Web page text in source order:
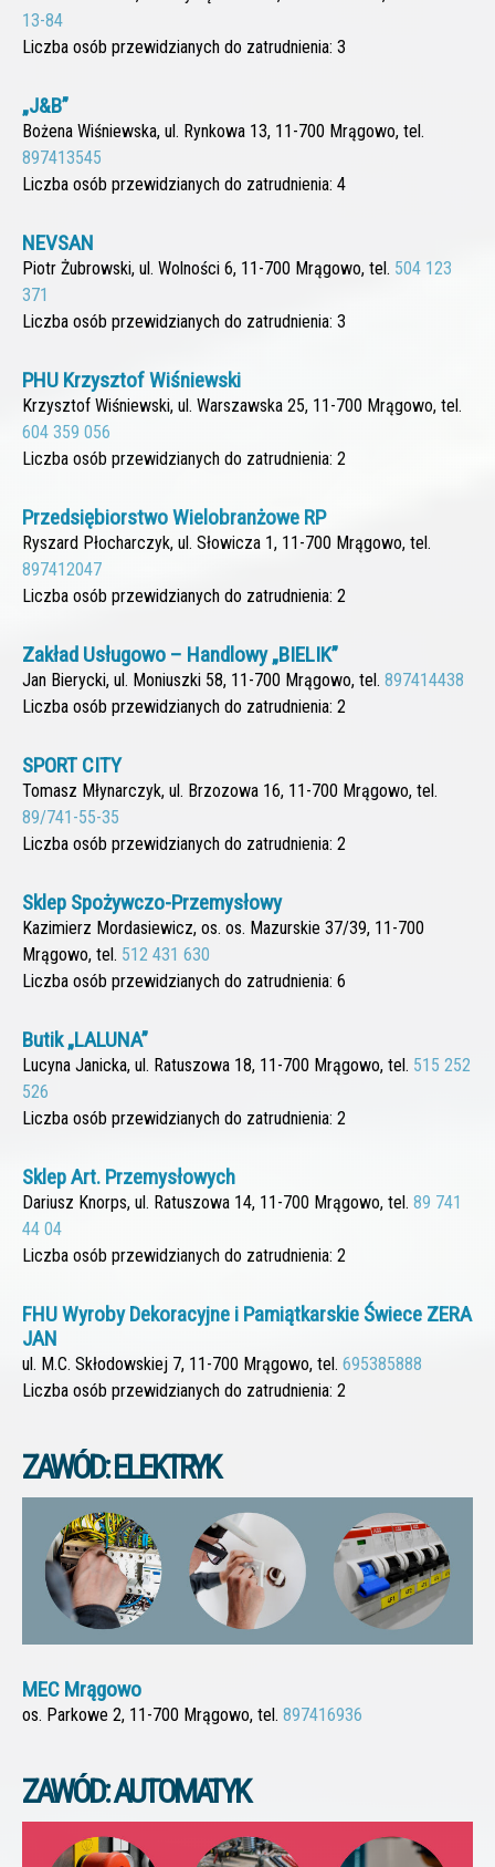
13-84
Liczba osób przewidzianych do zatrudnienia: 3
„J&B”
Bożena Wiśniewska, ul. Rynkowa 13, 11-700 Mrągowo, tel.
897413545
Liczba osób przewidzianych do zatrudnienia: 4
NEVSAN
Piotr Żubrowski, ul. Wolności 6, 11-700 Mrągowo, tel. 504 123
371
Liczba osób przewidzianych do zatrudnienia: 3
PHU Krzysztof Wiśniewski
Krzysztof Wiśniewski, ul. Warszawska 25, 11-700 Mrągowo, tel.
604 359 056
Liczba osób przewidzianych do zatrudnienia: 2
Przedsiębiorstwo Wielobranżowe RP
Ryszard Płocharczyk, ul. Słowicza 1, 11-700 Mrągowo, tel.
897412047
Liczba osób przewidzianych do zatrudnienia: 2
Zakład Usługowo – Handlowy „BIELIK”
Jan Bierycki, ul. Moniuszki 58, 11-700 Mrągowo, tel. 897414438
Liczba osób przewidzianych do zatrudnienia: 2
SPORT CITY
Tomasz Młynarczyk, ul. Brzozowa 16, 11-700 Mrągowo, tel.
89/741-55-35
Liczba osób przewidzianych do zatrudnienia: 2
Sklep Spożywczo-Przemysłowy
Kazimierz Mordasiewicz, os. os. Mazurskie 37/39, 11-700
Mrągowo, tel. 512 431 630
Liczba osób przewidzianych do zatrudnienia: 6
Butik „LALUNA”
Lucyna Janicka, ul. Ratuszowa 18, 11-700 Mrągowo, tel. 515 252
526
Liczba osób przewidzianych do zatrudnienia: 2
Sklep Art. Przemysłowych
Dariusz Knorps, ul. Ratuszowa 14, 11-700 Mrągowo, tel. 89 741
44 04
Liczba osób przewidzianych do zatrudnienia: 2
FHU Wyroby Dekoracyjne i Pamiątkarskie Świece ZERA
JAN
ul. M.C. Skłodowskiej 7, 11-700 Mrągowo, tel. 695385888
Liczba osób przewidzianych do zatrudnienia: 2
ZAWÓD: ELEKTRYK
MEC Mrągowo
os. Parkowe 2, 11-700 Mrągowo, tel. 897416936
ZAWÓD: AUTOMATYK